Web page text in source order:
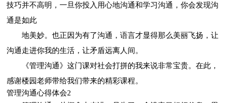
技巧并不高明，一旦你投入用心地沟通和学习沟通，你会发现沟
通是如此
地美妙。也正因为有了沟通，语言才显得那么美丽飞扬，让
沟通走进你我的生活，让矛盾远离人间。
《管理沟通》这门课对社会打拼的我来说非常宝贵。在此，
感谢楼园老师带给我们带来的精彩课程。
管理沟通心得体会2